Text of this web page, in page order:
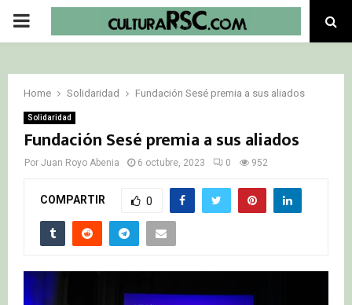
PRIMARY
Home Solidaridad Fundación Sesé premia a sus aliados
Solidaridad
Fundación Sesé premia a sus aliados
Por Juan Royo Abenia 6 octubre, 2023 0 952
COMPARTIR 0